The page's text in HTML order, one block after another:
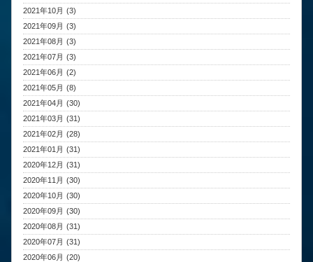
2021年10月 (3)
2021年09月 (3)
2021年08月 (3)
2021年07月 (3)
2021年06月 (2)
2021年05月 (8)
2021年04月 (30)
2021年03月 (31)
2021年02月 (28)
2021年01月 (31)
2020年12月 (31)
2020年11月 (30)
2020年10月 (30)
2020年09月 (30)
2020年08月 (31)
2020年07月 (31)
2020年06月 (20)